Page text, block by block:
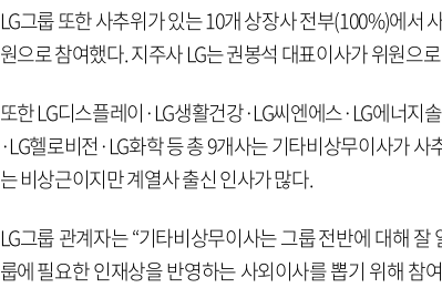
LG그룹 또한 사추위가 있는 10개 상장사 전부(100%)에서
원으로 참여했다. 지주사 LG는 권봉석 대표이사가 위원으
또한 LG디스플레이·LG생활건강·LG씨엔에스·LG에너지
·LG헬로비전·LG화학 등 총 9개사는 기타비상무이사가
는 비상근이지만 계열사 출신 인사가 많다.
LG그룹 관계자는 “기타비상무이사는 그룹 전반에 대해
룹에 필요한 인재상을 반영하는 사외이사를 뽑기 위해 참